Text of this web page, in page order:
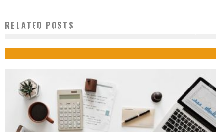
RELATED POSTS
COMMENT LA DIASPORA PEUT CONTRIBUER AU DÉVELOPPEMENT DE L’AFRIQUE ?